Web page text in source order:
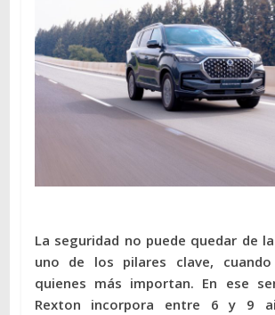
La seguridad no puede quedar de
uno de los pilares clave,
quienes más importan. En ese
Rexton incorpora entre 6 y 9